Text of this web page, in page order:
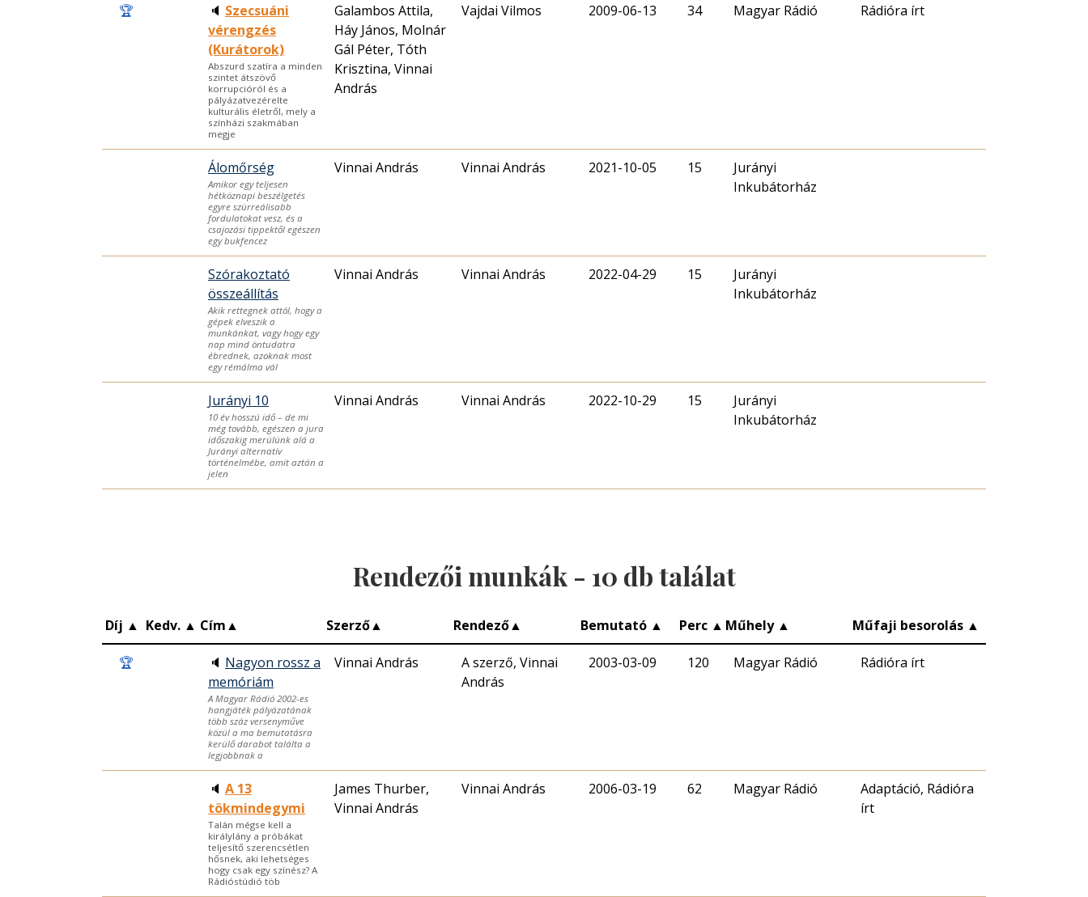
🏆 🔈 Szecsuáni
vérengzés
(Kurátorok)
Abszurd szatíra a minden
szintet átszövő
korrupcióról és a
pályázatvezérelte
kulturális életről, mely a
színházi szakmában
megje
Galambos Attila,
Háy János, Molnár
Gál Péter, Tóth
Krisztina, Vinnai
András
Vajdai Vilmos 2009-06-13 34 Magyar Rádió Rádióra írt
Álomőrség
Amikor egy teljesen
hétköznapi beszélgetés
egyre szürreálisabb
fordulatokat vesz, és a
csajozási tippektől egészen
egy bukfencez
Vinnai András Vinnai András 2021-10-05 15
Jurányi
Inkubátorház
Szórakoztató
összeállítás
Akik rettegnek attól, hogy a
gépek elveszik a
munkánkat, vagy hogy egy
nap mind öntudatra
ébrednek, azoknak most
egy rémálma vál
Vinnai András Vinnai András 2022-04-29 15
Jurányi
Inkubátorház
Jurányi 10
10 év hosszú idő – de mi
még tovább, egészen a jura
időszakig merülünk alá a
Jurányi alternatív
történelmébe, amit aztán a
jelen
Vinnai András Vinnai András 2022-10-29 15
Jurányi
Inkubátorház
Rendezői munkák - 10 db találat
Díj ▲ Kedv. ▲ Cím▲ Szerző▲ Rendező▲ Bemutató ▲ Perc ▲ Műhely ▲ Műfaji besorolás ▲
🏆 🔈 Nagyon rossz a
memóriám
A Magyar Rádió 2002-es
hangjáték pályázatának
több száz versenyműve
közül a ma bemutatásra
kerülő darabot találta a
legjobbnak a
Vinnai András
A szerző, Vinnai
András
2003-03-09 120 Magyar Rádió Rádióra írt
🔈 A 13
tökmindegymi
Talán mégse kell a
királylány a próbákat
teljesítő szerencsétlen
hősnek, aki lehetséges
hogy csak egy színész? A
Rádióstúdió töb
James Thurber,
Vinnai András
Vinnai András 2006-03-19 62 Magyar Rádió
Adaptáció, Rádióra
írt